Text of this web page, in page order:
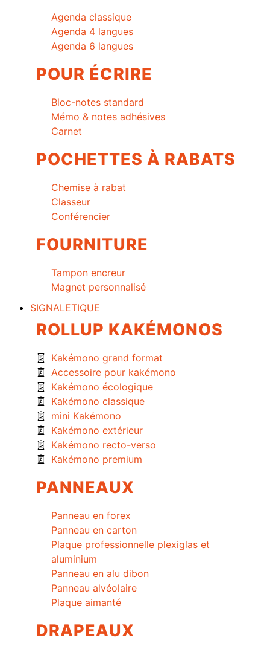
Agenda classique
Agenda 4 langues
Agenda 6 langues
POUR ÉCRIRE
Bloc-notes standard
Mémo & notes adhésives
Carnet
POCHETTES À RABATS
Chemise à rabat
Classeur
Conférencier
FOURNITURE
Tampon encreur
Magnet personnalisé
SIGNALETIQUE
ROLLUP KAKÉMONOS
Kakémono grand format
Accessoire pour kakémono
Kakémono écologique
Kakémono classique
mini Kakémono
Kakémono extérieur
Kakémono recto-verso
Kakémono premium
PANNEAUX
Panneau en forex
Panneau en carton
Plaque professionnelle plexiglas et
aluminium
Panneau en alu dibon
Panneau alvéolaire
Plaque aimanté
DRAPEAUX